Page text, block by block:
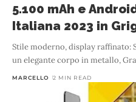
5.100 mAh e
Italiana 2023 in
Stile moderno, display raffinato:
un elegante corpo in metallo,
MARCELLO 2 MIN READ